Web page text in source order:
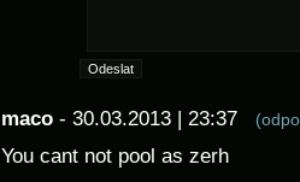
maco - 30.03.2013 | 23:37
You cant not pool as zerh